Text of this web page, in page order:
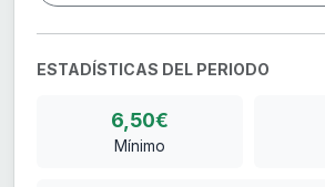
ESTADÍSTICAS DEL PERIODO
6,50€
Mínimo